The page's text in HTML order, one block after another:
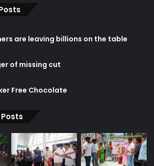
are leaving billions on the table
of missing cut
Free Chocolate